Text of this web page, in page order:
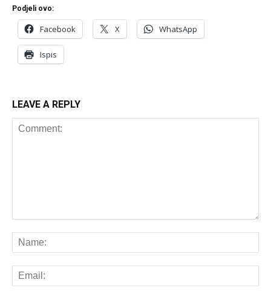
Podjeli ovo:
Facebook X WhatsApp
Ispis
LEAVE A REPLY